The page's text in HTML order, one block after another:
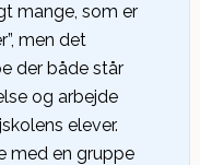
mange, som er
men det
der både står
og arbejde
elever.
med en gruppe